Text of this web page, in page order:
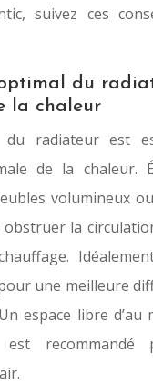
suivez ces
du
la chaleur
du radiateur est
de la chaleur.
volumineux
la
une meilleure
espace libre
recommandé